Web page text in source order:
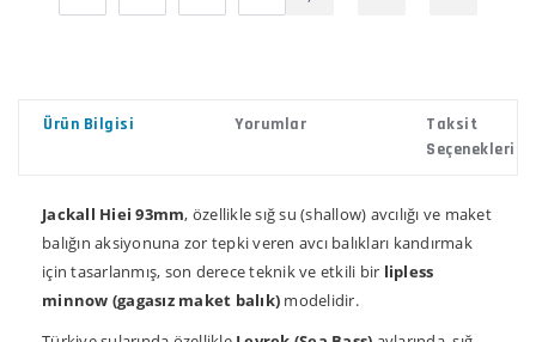
Ürün Bilgisi Yorumlar
Taksit
Seçenekleri
Jackall Hiei 93mm, özellikle sığ su (shallow) avcılığı ve maket
balığın aksiyonuna zor tepki veren avcı balıkları kandırmak
için tasarlanmış, son derece teknik ve etkili bir lipless
minnow (gagasız maket balık) modelidir.